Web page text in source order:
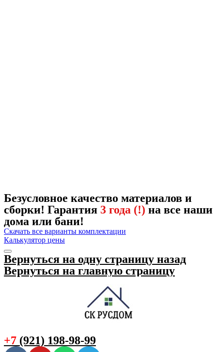
Безусловное качество материалов и
сборки! Гарантия 3 года (!) на все наши
дома или бани!
Скачать все варианты комплектации
Калькулятор цены
Вернуться на одну страницу назад
Вернуться на главную страницу
+7 (921) 198-98-99